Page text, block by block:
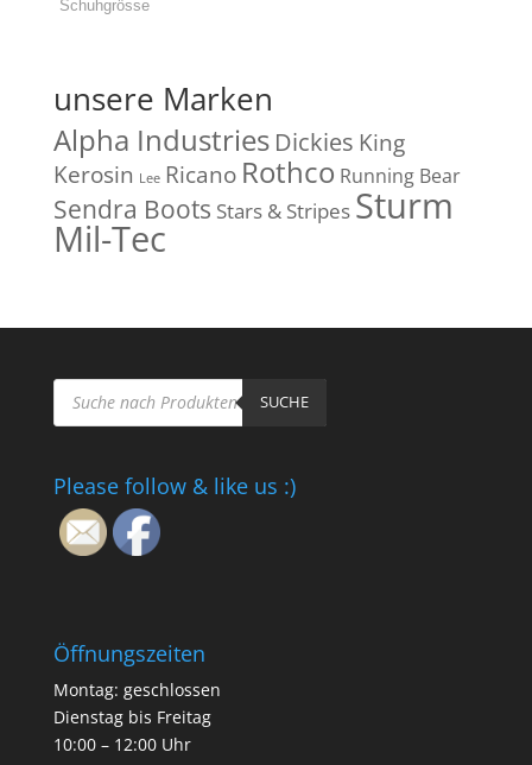
unsere Marken
Alpha Industries Dickies King
Kerosin Lee Ricano Rothco Running Bear
Sendra Boots Stars & Stripes Sturm
Mil-Tec
Products
search SUCHE
Please follow & like us :)
Öffnungszeiten
Montag: geschlossen
Dienstag bis Freitag
10:00 – 12:00 Uhr